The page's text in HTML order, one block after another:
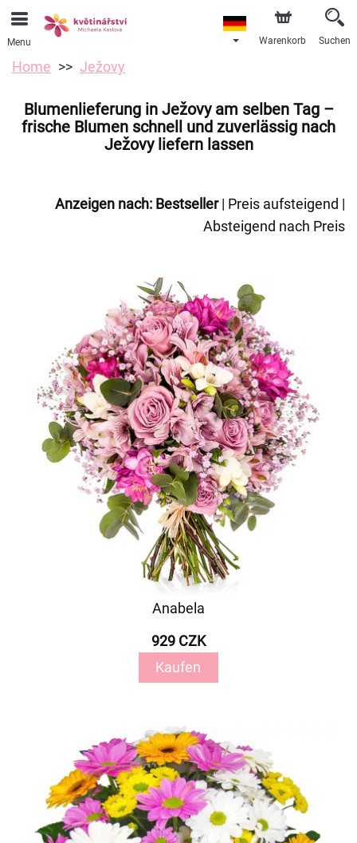
Menu Warenkorb Suchen
Home Ježovy
Blumenlieferung in Ježovy am selben Tag –
frische Blumen schnell und zuverlässig nach
Ježovy liefern lassen
Anzeigen nach: Bestseller| Preis aufsteigend |
Absteigend nach Preis
Anabela
929 CZK
Kaufen